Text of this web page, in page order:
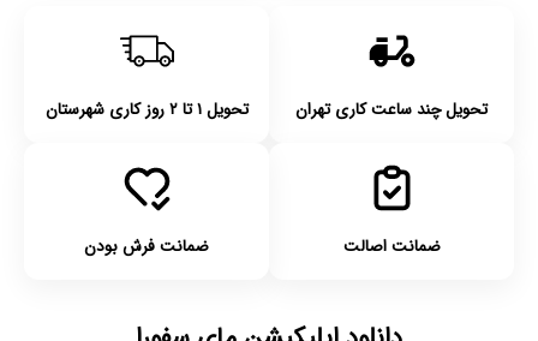
تحویل چند ساعت کاری تهران تحویل ۱ تا ۲ روز کاری شهرستان
ضمانت اصالت ضمانت فرش بودن